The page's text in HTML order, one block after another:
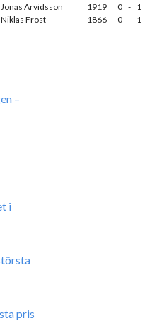
Jonas Arvidsson 1919 0 - 1
Niklas Frost 1866 0 - 1
–
i
pris